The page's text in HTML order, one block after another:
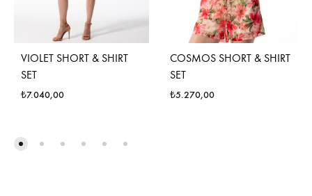
VIOLET SHORT & SHIRT
SET
₺7.040,00
COSMOS SHORT & SHIRT
SET
₺5.270,00